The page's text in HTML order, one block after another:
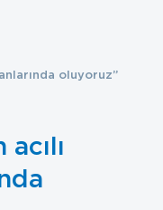
oluyoruz”